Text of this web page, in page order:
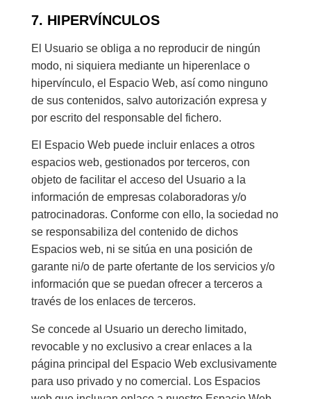
7. HIPERVÍNCULOS
El Usuario se obliga a no reproducir de ningún
modo, ni siquiera mediante un hiperenlace o
hipervínculo, el Espacio Web, así como ninguno
de sus contenidos, salvo autorización expresa y
por escrito del responsable del fichero.
El Espacio Web puede incluir enlaces a otros
espacios web, gestionados por terceros, con
objeto de facilitar el acceso del Usuario a la
información de empresas colaboradoras y/o
patrocinadoras. Conforme con ello, la sociedad no
se responsabiliza del contenido de dichos
Espacios web, ni se sitúa en una posición de
garante ni/o de parte ofertante de los servicios y/o
información que se puedan ofrecer a terceros a
través de los enlaces de terceros.
Se concede al Usuario un derecho limitado,
revocable y no exclusivo a crear enlaces a la
página principal del Espacio Web exclusivamente
para uso privado y no comercial. Los Espacios